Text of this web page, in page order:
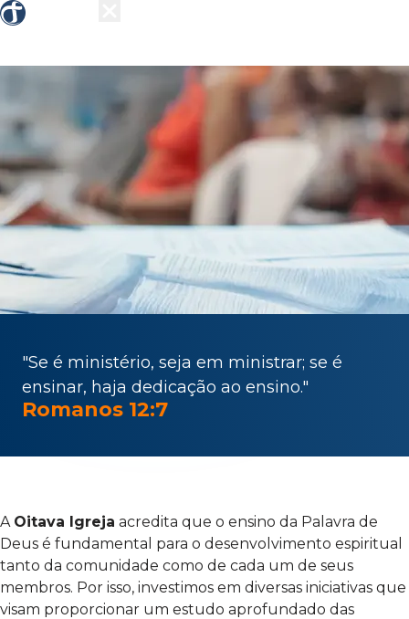
"Se é ministério, seja em ministrar; se é
ensinar, haja dedicação ao ensino."
Romanos 12:7
A Oitava Igreja acredita que o ensino da Palavra de
Deus é fundamental para o desenvolvimento espiritual
tanto da comunidade como de cada um de seus
membros. Por isso, investimos em diversas iniciativas que
visam proporcionar um estudo aprofundado das